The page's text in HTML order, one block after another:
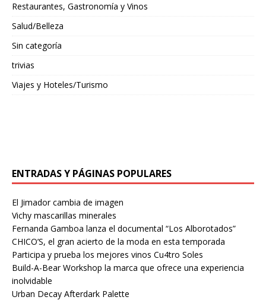
Restaurantes, Gastronomía y Vinos
Salud/Belleza
Sin categoría
trivias
Viajes y Hoteles/Turismo
ENTRADAS Y PÁGINAS POPULARES
El Jimador cambia de imagen
Vichy mascarillas minerales
Fernanda Gamboa lanza el documental “Los Alborotados”
CHICO’S, el gran acierto de la moda en esta temporada
Participa y prueba los mejores vinos Cu4tro Soles
Build-A-Bear Workshop la marca que ofrece una experiencia
inolvidable
Urban Decay Afterdark Palette